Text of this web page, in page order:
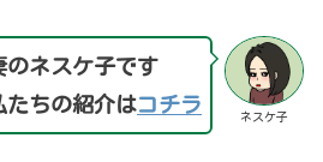
ネスケ子
のネスケ子です
たちの紹介はコチラ